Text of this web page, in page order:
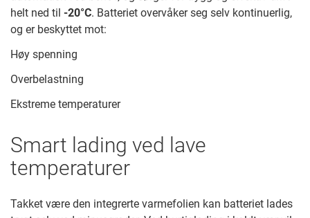
helt ned til -20°C. Batteriet overvåker seg selv kontinuerlig,
og er beskyttet mot:
Høy spenning
Overbelastning
Ekstreme temperaturer
Smart lading ved lave
temperaturer
Takket være den integrerte varmefolien kan batteriet lades